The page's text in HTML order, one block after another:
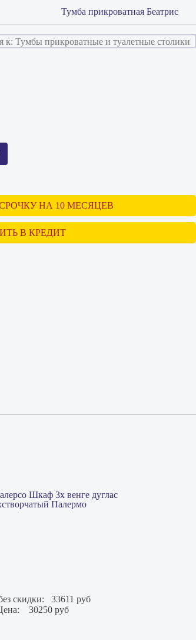
Тумба прикроватная Беатрис
к: Тумбы прикроватные и туалетные столики
НА 10 МЕСЯЦЕВ
В КРЕДИТ
Палермо
скидки:
33611 руб
30250 руб